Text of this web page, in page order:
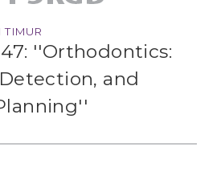
TIMUR
''Orthodontics:
and